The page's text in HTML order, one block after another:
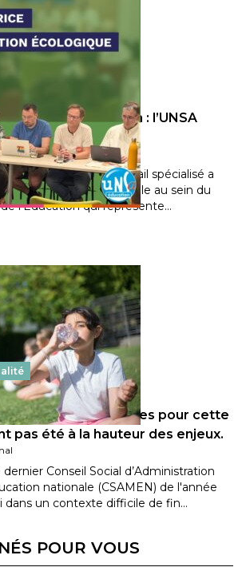
de l’éducation : l’UNSA
les lignes
un groupe de travail spécialisé a
écologique de l’Ecole au sein du
l’Éducation qui représente…
attendues pour cette
pas été à la hauteur des enjeux.
Conseil Social d’Administration
nationale (CSAMEN) de l'année
dans un contexte difficile de fin…
POUR VOUS